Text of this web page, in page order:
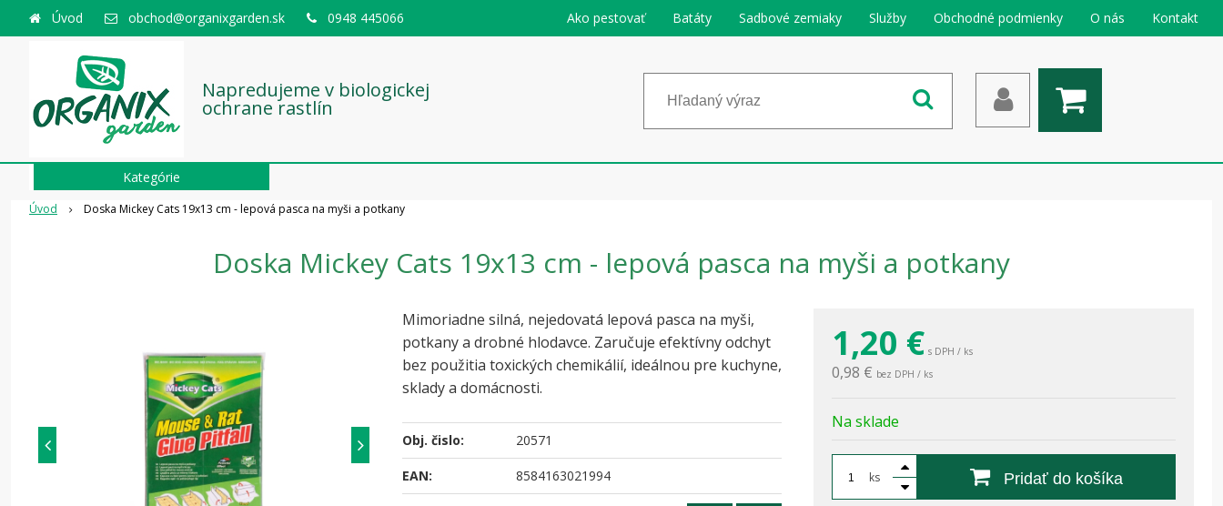
Napredujeme v biologickej
ochrane rastlín
Úvod obchod@organixgarden.sk 0948 445066 Ako pestovať Batáty Sadbové zemiaky Služby Obchodné podmienky O nás Kontakt
Úvod Doska Mickey Cats 19x13 cm - lepová pasca na myši a potkany
Doska Mickey Cats 19x13 cm - lepová pasca na myši a potkany
1,20 € s DPH / ks
0,98 € bez DPH / ks
Na sklade
ks Pridať do košíka
Mimoriadne silná, nejedovatá lepová pasca na myši,
potkany a drobné hlodavce. Zaručuje efektívny odchyt
bez použitia toxických chemikálií, ideálnou pre kuchyne,
sklady a domácnosti.
Obj. čislo: 20571
EAN: 8584163021994
Kategórie